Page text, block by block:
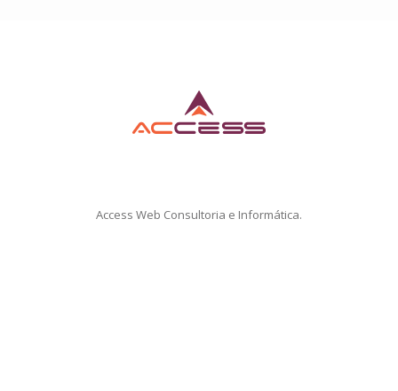
Access Web Consultoria e Informática.